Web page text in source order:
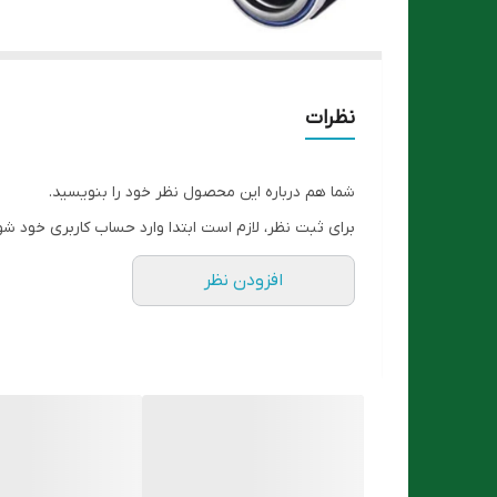
نظرات
شما هم درباره این محصول نظر خود را بنویسید.
برای ثبت نظر، لازم است ابتدا وارد حساب کاربری خود
افزودن نظر